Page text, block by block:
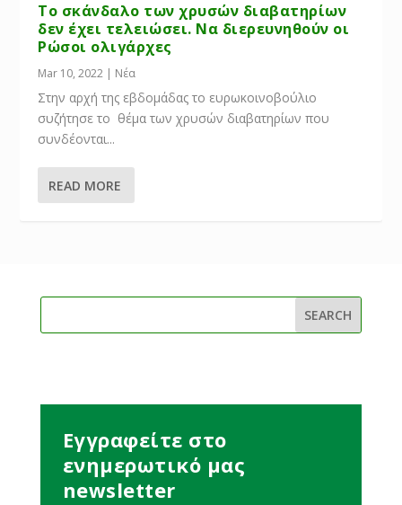
Το σκάνδαλο των χρυσών διαβατηρίων
δεν έχει τελειώσει. Να διερευνηθούν οι
Ρώσοι ολιγάρχες
Mar 10, 2022 | Νέα
Στην αρχή της εβδομάδας το ευρωκοινοβούλιο
συζήτησε το θέμα των χρυσών διαβατηρίων που
συνδέονται...
READ MORE
Εγγραφείτε στο
ενημερωτικό μας
newsletter